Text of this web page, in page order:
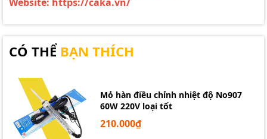
CÓ THỂ BẠN THÍCH
Mỏ hàn điều chỉnh nhiệt độ No907
60W 220V loại tốt
210.000₫